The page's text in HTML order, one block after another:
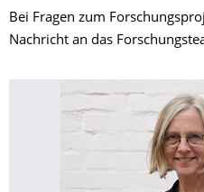
Bei Fragen zum
Nachricht an das